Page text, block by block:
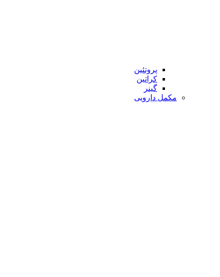
پروتئین
کراتین
گینر
مکمل دارویی